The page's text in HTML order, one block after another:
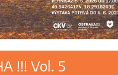
!!! Vol. 5